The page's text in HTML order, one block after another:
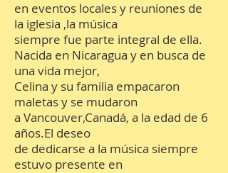
en eventos locales y reuniones de
la iglesia ,la música
siempre fue parte integral de ella.
Nacida en Nicaragua y en busca de
una vida mejor,
Celina y su familia empacaron
maletas y se mudaron
a Vancouver,Canadá, a la edad de 6
años.El deseo
de dedicarse a la música siempre
estuvo presente en